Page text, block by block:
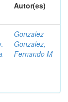
Autor(es)
Gonzalez
Gonzalez,
Fernando M